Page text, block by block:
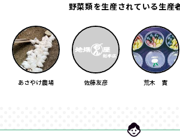
野菜類を生産されている生産
あさやけ農場 佐藤友彦 荒木 實